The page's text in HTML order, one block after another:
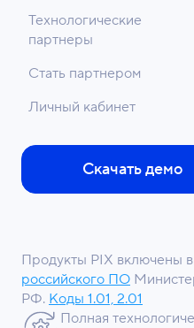
Скачать демо
Технологические
партнеры
Стать партнером
Личный кабинет
Продукты PIX включены в
российского ПО
РФ. Коды 1.01, 2.01
Полная